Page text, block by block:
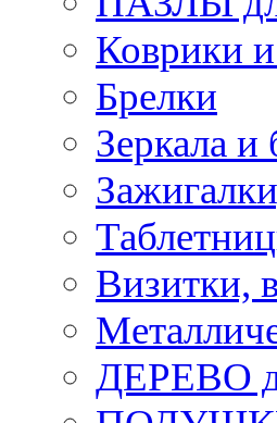
Коврики
Брелки
Зеркала
Визитки,
ДЕРЕВО